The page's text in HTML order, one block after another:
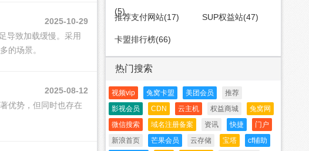
2025-10-29
导致加载缓慢。采用
的场景。
2025-08-12
优势，但同时也存在
(5)
推荐支付网站(17) SUP权益站(47)
卡盟排行榜(66)
热门搜索
视频vip 兔窝卡盟 美团会员
推荐
影视会员
CDN 云主机 权益商城
兔窝网
微信搜索
域名注册备案 资讯 快捷
门户
新浪首页
芒果会员 云存储 宝塔
cf辅助